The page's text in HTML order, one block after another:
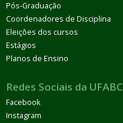
Pós-Graduação
Coordenadores de Disciplina
Eleições dos cursos
Estágios
Planos de Ensino
Redes Sociais da UFABC
Facebook
Instagram